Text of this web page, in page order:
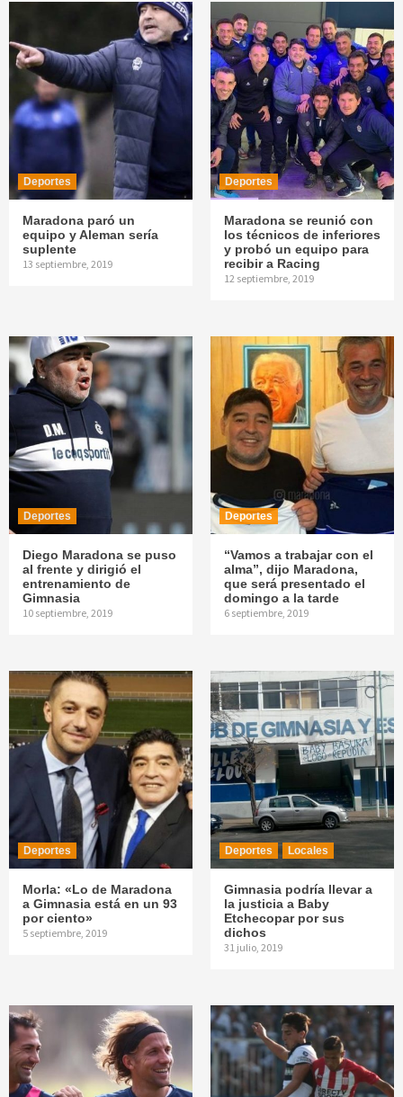
Deportes
Maradona paró un
equipo y Aleman sería
suplente
13 septiembre, 2019
Deportes
Maradona se reunió con
los técnicos de inferiores
y probó un equipo para
recibir a Racing
12 septiembre, 2019
Deportes
Diego Maradona se puso
al frente y dirigió el
entrenamiento de
Gimnasia
10 septiembre, 2019
Deportes
“Vamos a trabajar con el
alma”, dijo Maradona,
que será presentado el
domingo a la tarde
6 septiembre, 2019
Deportes
Morla: «Lo de Maradona
a Gimnasia está en un 93
por ciento»
5 septiembre, 2019
Deportes Locales
Gimnasia podría llevar a
la justicia a Baby
Etchecopar por sus
dichos
31 julio, 2019